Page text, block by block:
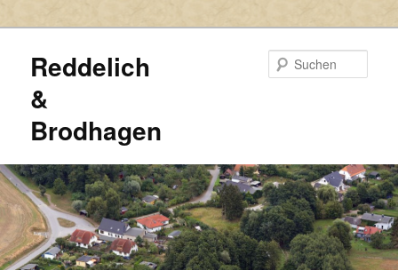
Reddelich
&
Brodhagen